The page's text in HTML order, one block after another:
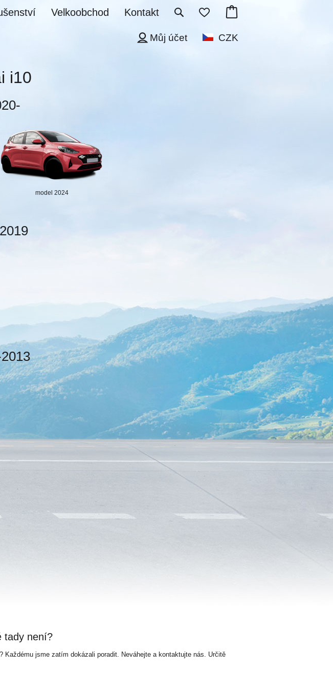
Kontakt
Velkoobchod
CZK
Můj účet
i10
model 2024
tady není?
jsme zatím dokázali poradit. Neváhejte a kontaktujte nás. Určitě